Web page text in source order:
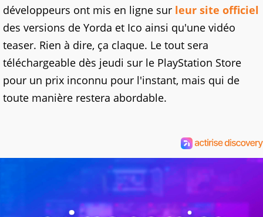
développeurs ont mis en ligne sur leur site officiel
des versions de Yorda et Ico ainsi qu'une vidéo
teaser. Rien à dire, ça claque. Le tout sera
téléchargeable dès jeudi sur le PlayStation Store
pour un prix inconnu pour l'instant, mais qui de
toute manière restera abordable.